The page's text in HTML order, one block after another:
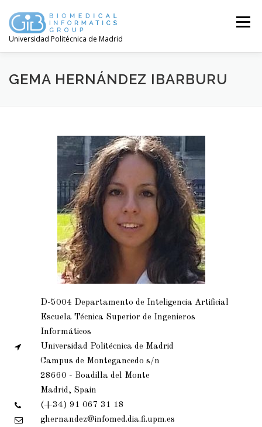
Universidad Politécnica de Madrid
Menú
GEMA HERNÁNDEZ IBARBURU
D-5004 Departamento de Inteligencia Artificial
Escuela Técnica Superior de Ingenieros
Informáticos
Universidad Politécnica de Madrid
Campus de Montegancedo s/n
28660 - Boadilla del Monte
Madrid, Spain
(+34) 91 067 31 18
ghernandez@infomed.dia.fi.upm.es